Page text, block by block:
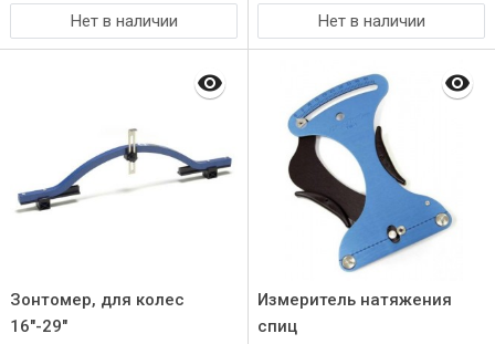
Нет в наличии Нет в наличии
Зонтомер, для колес
16"-29"
Измеритель натяжения
спиц